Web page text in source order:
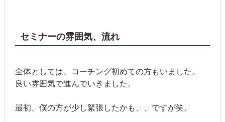
セミナーの雰囲気、流れ
全体としては、コーチング初めての方もいました。
良い雰囲気で進んでいきました。
最初、僕の方が少し緊張したかも、、ですが笑。